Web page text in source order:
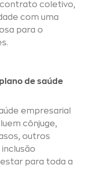
coletivo,
com uma
para o
de saúde
empresarial
cônjuge,
outros
para toda a